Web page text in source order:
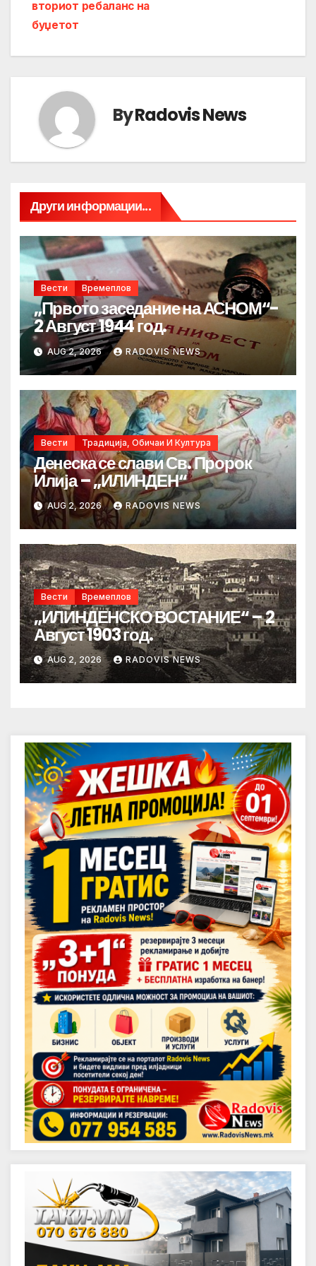
вториот ребаланс на
буџетот
ByRadovis News
Други информации...
Вести Времеплов
„Првото заседание на АСНОМ“-
2 Август 1944 год.
AUG 2, 2026 RADOVIS NEWS
Вести Традиција, Обичаи И Култура
Денеска се слави Св. Пророк
Илија – „ИЛИНДЕН“
AUG 2, 2026 RADOVIS NEWS
Вести Времеплов
„ИЛИНДЕНСКО ВОСТАНИЕ“ – 2
Август 1903 год.
AUG 2, 2026 RADOVIS NEWS